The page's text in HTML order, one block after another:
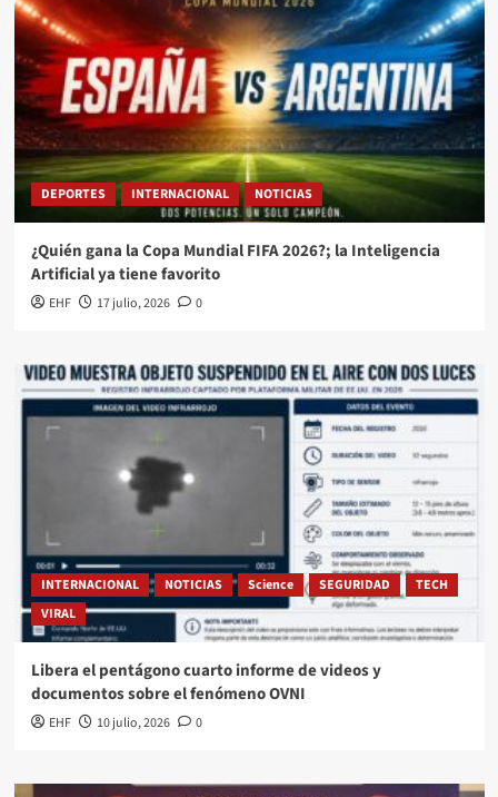
DEPORTES INTERNACIONAL NOTICIAS
¿Quién gana la Copa Mundial FIFA 2026?; la Inteligencia
Artificial ya tiene favorito
EHF 17 julio, 2026 0
INTERNACIONAL NOTICIAS Science SEGURIDAD
TECH
VIRAL
Libera el pentágono cuarto informe de videos y
documentos sobre el fenómeno OVNI
EHF 10 julio, 2026 0